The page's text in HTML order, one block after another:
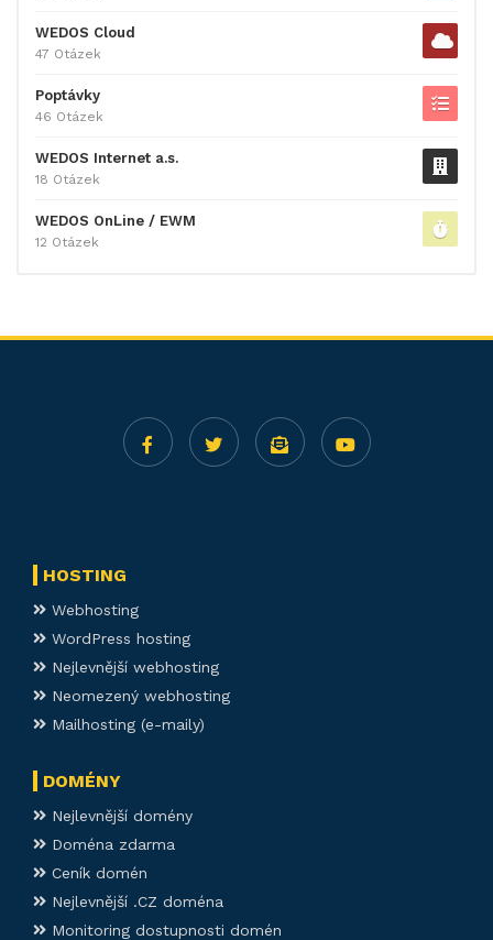
WEDOS Cloud
47 Otázek
Poptávky
46 Otázek
WEDOS Internet a.s.
18 Otázek
WEDOS OnLine / EWM
12 Otázek
HOSTING
Webhosting
WordPress hosting
Nejlevnější webhosting
Neomezený webhosting
Mailhosting (e-maily)
DOMÉNY
Nejlevnější domény
Doména zdarma
Ceník domén
Nejlevnější .CZ doména
Monitoring dostupnosti domén